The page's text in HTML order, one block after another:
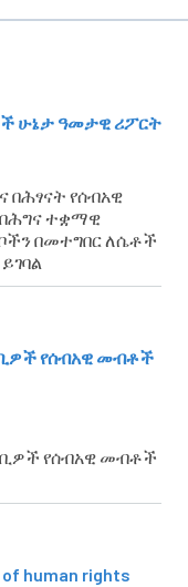
ሁኔታ ዓመታዊ ሪፖርት
በሕፃናት የሰብአዊ
ተቋማዊ
በመተግበር ለሴቶች
የሰብአዊ መብቶች
የሰብአዊ መብቶች
human rights